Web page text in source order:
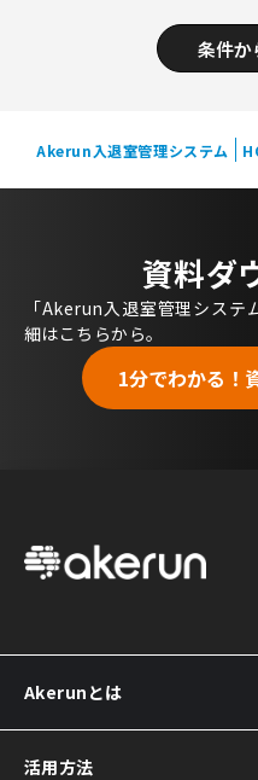
条件か
Akerun入退室管理システム
資料ダ
「Akerun入退室管理シス
細はこちらから。
1分でわかる！
Akerunとは
Akerun(アケルン)とは
活用方法